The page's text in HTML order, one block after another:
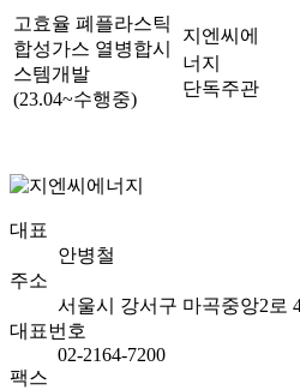
고효율 폐플라스틱
합성가스 열병합시
스템개발
(23.04~수행중)
지엔씨에
너지
단독주관
대표
안병철
주소
서울시 강서구 마곡중앙2로
대표번호
02-2164-7200
팩스